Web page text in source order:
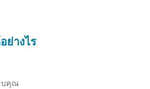
ย่างไร
บคุณ